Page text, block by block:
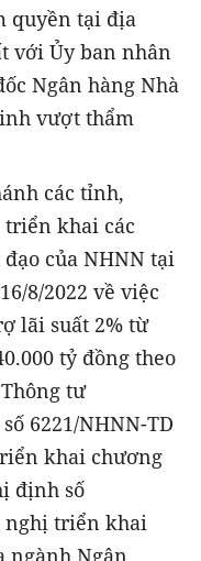
quyền tại địa
với Ủy ban nhân
Ngân hàng Nhà
vượt thẩm
các tỉnh,
triển khai các
của NHNN tại
8/2022 về việc
lãi suất 2% từ
tỷ đồng theo
tư
6221/NHNN-TD
khai chương
định số
nghị triển khai
ngành Ngân